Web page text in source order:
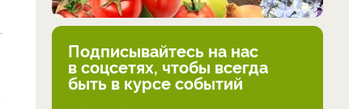
Подписывайтесь на нас
в соцсетях, чтобы всегда
быть в курсе событий